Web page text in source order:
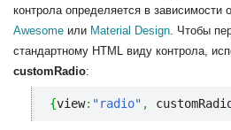
контрола определяется в зависимости
Awesome или Material Design . Чтобы
стандартному HTML виду контрола,
customRadio:
{view: "radio" ,